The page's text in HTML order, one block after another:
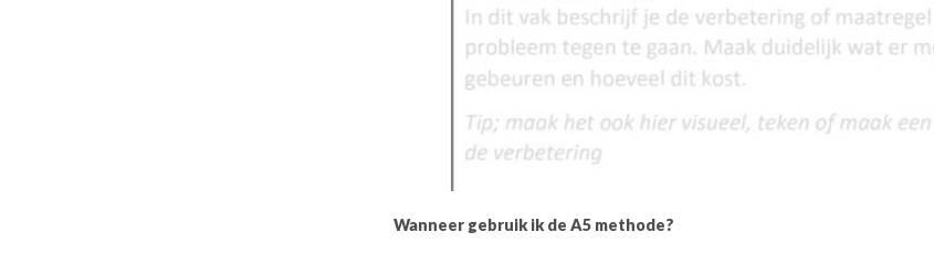
Wanneer gebruik ik de A5 methode?